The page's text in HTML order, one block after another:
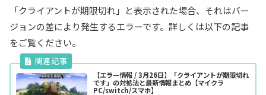
「クライアントが期限切れ」と表示された場合、それはバー
ジョンの差により発生するエラーです。詳しくは以下の記事
をご覧ください。
【エラー情報 / 3月26日】「クライアントが期限切れ
です」の対処法と最新情報まとめ【マイクラ
PC/switch/スマホ】